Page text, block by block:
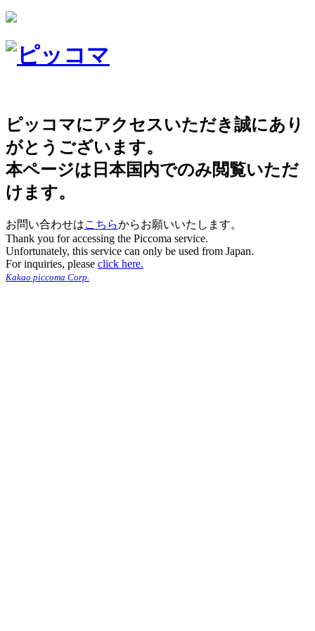
ピッコマにアクセスいただき誠にあり
がとうございます。
本ページは日本国内でのみ閲覧いただ
けます。
お問い合わせはこちらからお願いいたします。
Thank you for accessing the Piccoma service.
Unfortunately, this service can only be used from Japan.
For inquiries, please click here.
Kakao piccoma Corp.